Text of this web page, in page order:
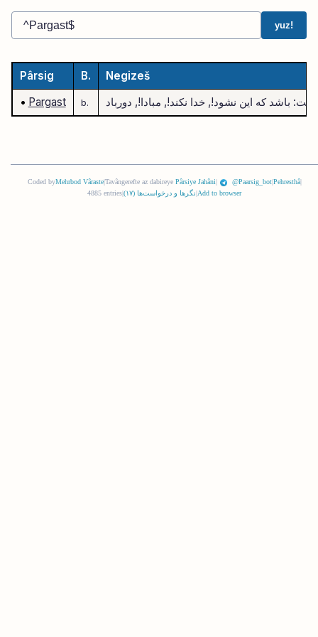
yuz!
Pârsig B.
Negizeš
• Pargast b.
Coded byMehrbod Vâraste|Tavângerefte az dabireye Pârsiye Jahâni| @Paarsig_bot|Pehresthâ|
4885 entries
نگرها و درخواست‌ها (١٧) Add to browser